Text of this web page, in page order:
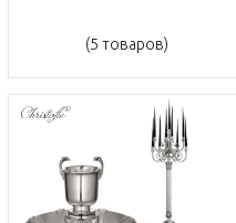
(5 товаров)